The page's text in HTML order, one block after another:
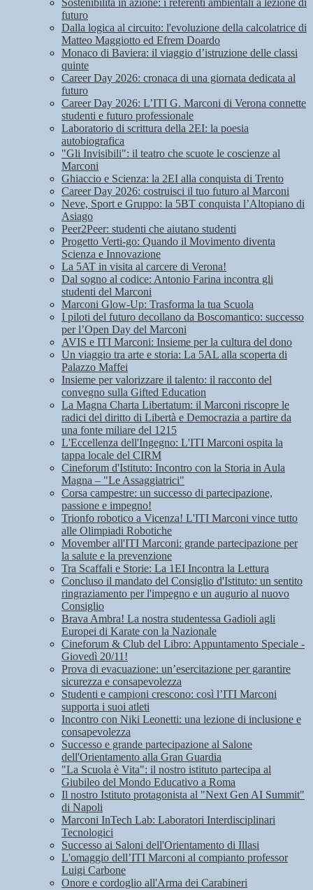
Sostenibilità in azione: i referenti ambientali a lezione di
futuro
Dalla logica al circuito: l'evoluzione della calcolatrice di
Matteo Maggiotto ed Efrem Doardo
Monaco di Baviera: il viaggio d’istruzione delle classi
quinte
Career Day 2026: cronaca di una giornata dedicata al
futuro
Career Day 2026: L’ITI G. Marconi di Verona connette
studenti e futuro professionale
Laboratorio di scrittura della 2EI: la poesia
autobiografica
"Gli Invisibili": il teatro che scuote le coscienze al
Marconi
Ghiaccio e Scienza: la 2EI alla conquista di Trento
Career Day 2026: costruisci il tuo futuro al Marconi
Neve, Sport e Gruppo: la 5BT conquista l’Altopiano di
Asiago
Peer2Peer: studenti che aiutano studenti
Progetto Verti-go: Quando il Movimento diventa
Scienza e Innovazione
La 5AT in visita al carcere di Verona!
Dal sogno al codice: Antonio Farina incontra gli
studenti del Marconi
Marconi Glow-Up: Trasforma la tua Scuola
I piloti del futuro decollano da Boscomantico: successo
per l’Open Day del Marconi
AVIS e ITI Marconi: Insieme per la cultura del dono
Un viaggio tra arte e storia: La 5AL alla scoperta di
Palazzo Maffei
Insieme per valorizzare il talento: il racconto del
convegno sulla Gifted Education
La Magna Charta Libertatum: il Marconi riscopre le
radici del diritto di Libertà e Democrazia a partire da
una fonte miliare del 1215
L'Eccellenza dell'Ingegno: L'ITI Marconi ospita la
tappa locale del CIRM
Cineforum d'Istituto: Incontro con la Storia in Aula
Magna – "Le Assaggiatrici"
Corsa campestre: un successo di partecipazione,
passione e impegno!
Trionfo robotico a Vicenza! L'ITI Marconi vince tutto
alle Olimpiadi Robotiche
Movember all'ITI Marconi: grande partecipazione per
la salute e la prevenzione
Tra Scaffali e Storie: La 1EI Incontra la Lettura
Concluso il mandato del Consiglio d'Istituto: un sentito
ringraziamento per l'impegno e un augurio al nuovo
Consiglio
Brava Ambra! La nostra studentessa Gadioli agli
Europei di Karate con la Nazionale
Cineforum & Club del Libro: Appuntamento Speciale -
Giovedì 20/11!
Prova di evacuazione: un’esercitazione per garantire
sicurezza e consapevolezza
Studenti e campioni crescono: così l’ITI Marconi
supporta i suoi atleti
Incontro con Niki Leonetti: una lezione di inclusione e
consapevolezza
Successo e grande partecipazione al Salone
dell'Orientamento alla Gran Guardia
"La Scuola è Vita": il nostro istituto partecipa al
Giubileo del Mondo Educativo a Roma
Il nostro Istituto protagonista al "Next Gen AI Summit"
di Napoli
Marconi InTech Lab: Laboratori Interdisciplinari
Tecnologici
Successo ai Saloni dell'Orientamento di Illasi
L'omaggio dell’ITI Marconi al compianto professor
Luigi Carbone
Onore e cordoglio all'Arma dei Carabineri